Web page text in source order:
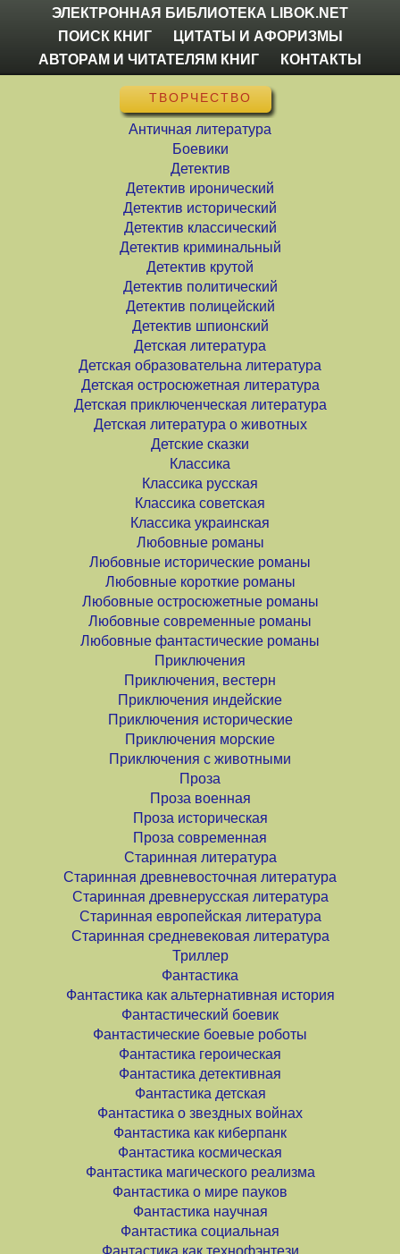
ЭЛЕКТРОННАЯ БИБЛИОТЕКА LIBOK.NET
ПОИСК КНИГ
ЦИТАТЫ И АФОРИЗМЫ
АВТОРАМ И ЧИТАТЕЛЯМ КНИГ
КОНТАКТЫ
ТВОРЧЕСТВО
Античная литература
Боевики
Детектив
Детектив иронический
Детектив исторический
Детектив классический
Детектив криминальный
Детектив крутой
Детектив политический
Детектив полицейский
Детектив шпионский
Детская литература
Детская образовательна литература
Детская остросюжетная литература
Детская приключенческая литература
Детская литература о животных
Детские сказки
Классика
Классика русская
Классика советская
Классика украинская
Любовные романы
Любовные исторические романы
Любовные короткие романы
Любовные остросюжетные романы
Любовные современные романы
Любовные фантастические романы
Приключения
Приключения, вестерн
Приключения индейские
Приключения исторические
Приключения морские
Приключения с животными
Проза
Проза военная
Проза историческая
Проза современная
Старинная литература
Старинная древневосточная литература
Старинная древнерусская литература
Старинная европейская литература
Старинная средневековая литература
Триллер
Фантастика
Фантастика как альтернативная история
Фантастический боевик
Фантастические боевые роботы
Фантастика героическая
Фантастика детективная
Фантастика детская
Фантастика о звездных войнах
Фантастика как киберпанк
Фантастика космическая
Фантастика магического реализма
Фантастика о мире пауков
Фантастика научная
Фантастика социальная
Фантастика как технофэнтези